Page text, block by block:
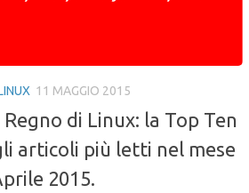
11 MAGGIO 2015
Regno di Linux: la Top Ten
articoli più letti nel mese
2015.